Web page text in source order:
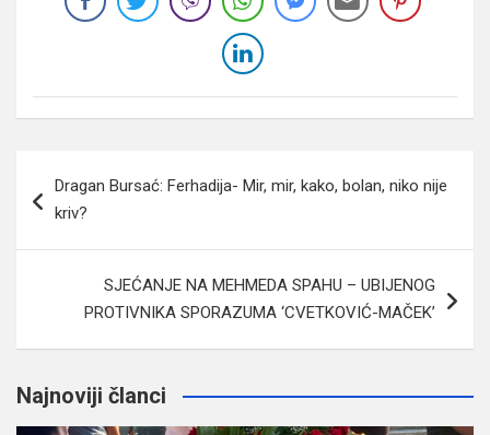
članaka
Dragan Bursać: Ferhadija- Mir, mir, kako, bolan, niko nije
kriv?
SJEĆANJE NA MEHMEDA SPAHU – UBIJENOG
PROTIVNIKA SPORAZUMA ‘CVETKOVIĆ-MAČEK’
Najnoviji članci